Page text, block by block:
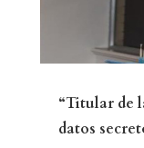
“Titular de
datos